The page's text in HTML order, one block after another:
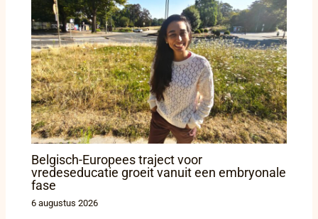
Belgisch-Europees traject voor
vredeseducatie groeit vanuit een embryonale
fase
6 augustus 2026